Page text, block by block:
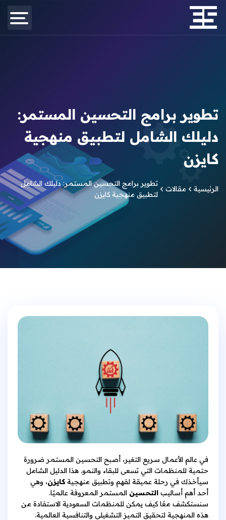
تطوير برامج التحسين المستمر:
دليلك الشامل لتطبيق منهجية
كايزن
الرئيسية مقالات
تطوير برامج التحسين المستمر: دليلك الشامل
لتطبيق منهجية كايزن
في عالم الأعمال سريع التغير، أصبح التحسين المستمر ضرورة
حتمية للمنظمات التي تسعى للبقاء والنمو. هذا الدليل الشامل
سيأخذك في رحلة عميقة لفهم وتطبيق منهجية كايزن، وهي
أحد أهم أساليب التحسين المستمر المعروفة عالميًا.
سنستكشف معًا كيف يمكن للمنظمات السعودية الاستفادة من
هذه المنهجية لتحقيق التميز التشغيلي والتنافسية العالمية.